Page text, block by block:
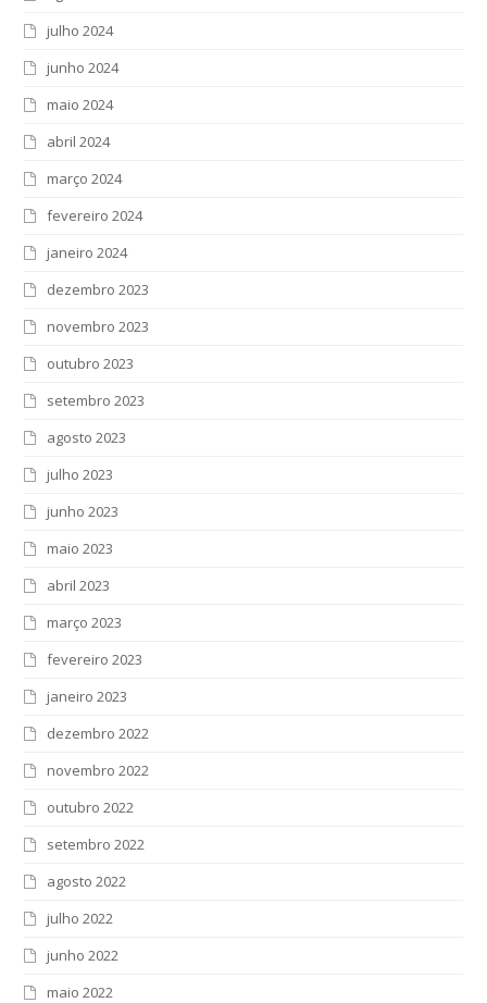
julho 2024
junho 2024
maio 2024
abril 2024
março 2024
fevereiro 2024
janeiro 2024
dezembro 2023
novembro 2023
outubro 2023
setembro 2023
agosto 2023
julho 2023
junho 2023
maio 2023
abril 2023
março 2023
fevereiro 2023
janeiro 2023
dezembro 2022
novembro 2022
outubro 2022
setembro 2022
agosto 2022
julho 2022
junho 2022
maio 2022